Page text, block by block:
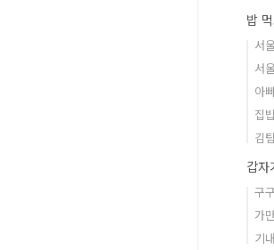
밥
서
서
아
집
김
갑자
구
가
기